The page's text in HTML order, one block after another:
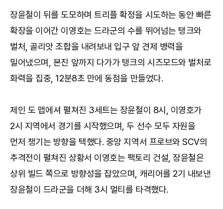
장윤철이 뒤를 도모하며 트리플 확정을 시도하는 동안 빠른
확장을 이어간 이영호는 드라군의 수를 뛰어넘는 탱크와
벌처, 골리앗 조합을 내려보내 입구 앞 견제 병력을
밀어냈으며, 본진 앞까지 다가가 탱크의 시즈모드와 벌처로
화력을 집중, 12분8초 만에 동점을 만들었다.
제인 도 맵에셔 펼쳐진 3세트는 장윤철이 8시, 이영호가
2시 지역에서 경기를 시작했으며, 두 선수 모두 자원을
먼저 챙기는 방향을 택했다. 중앙 지역서 프로브와 SCV의
추격전이 펼쳐진 상황서 이영호는 팩토리 건설, 장윤철은
상위 빌드 쪽으로 방향성을 잡았으며, 캐리어를 2기 내보낸
장윤철이 드라군을 더해 3시 멀티를 타격했다.